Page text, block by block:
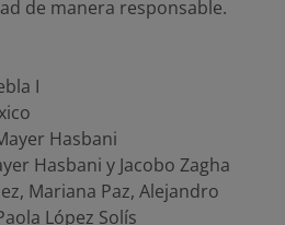
de manera responsable.
I
Hasbani
Hasbani y Jacobo Zagha
Mariana Paz, Alejandro
López Solís